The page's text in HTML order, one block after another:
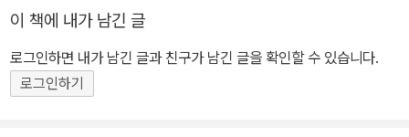
이 책에 내가 남긴 글
로그인하면 내가 남긴 글과 친구가 남긴 글을 확인할 수 있습니다.
로그인하기